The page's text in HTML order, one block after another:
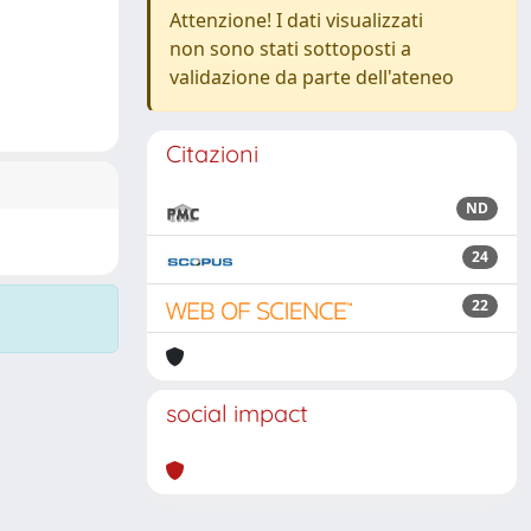
Attenzione! I dati visualizzati
non sono stati sottoposti a
validazione da parte dell'ateneo
Citazioni
ND
24
22
social impact